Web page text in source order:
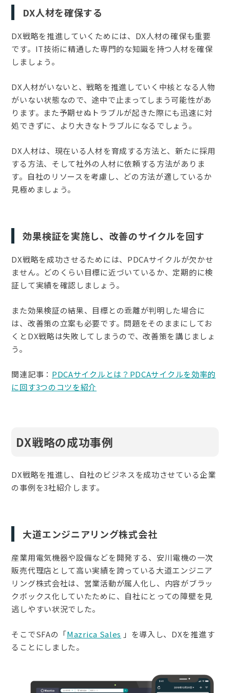
DX人材を確保する
DX戦略を推進していくためには、DX人材の確保も重要
です。IT技術に精通した専門的な知識を持つ人材を確保
しましょう。
DX人材がいないと、戦略を推進していく中核となる人物
がいない状態なので、途中で止まってしまう可能性があ
ります。また予期せぬトラブルが起きた際にも迅速に対
処できずに、より大きなトラブルになるでしょう。
DX人材は、現在いる人材を育成する方法と、新たに採用
する方法、そして社外の人材に依頼する方法がありま
す。自社のリソースを考慮し、どの方法が適しているか
見極めましょう。
効果検証を実施し、改善のサイクルを回す
DX戦略を成功させるためには、PDCAサイクルが欠かせ
ません。どのくらい目標に近づいているか、定期的に検
証して実績を確認しましょう。
また効果検証の結果、目標との乖離が判明した場合に
は、改善策の立案も必要です。問題をそのままにしてお
くとDX戦略は失敗してしまうので、改善策を講じましょ
う。
関連記事： PDCAサイクルとは？PDCAサイクルを効率的
に回す3つのコツを紹介
DX戦略の成功事例
DX戦略を推進し、自社のビジネスを成功させている企業
の事例を3社紹介します。
大道エンジニアリング株式会社
産業用電気機器や設備などを開発する、安川電機の一次
販売代理店として高い実績を誇っている大道エンジニア
リング株式会社は、営業活動が属人化し、内容がブラッ
クボックス化していたために、自社にとっての障壁を見
逃しやすい状況でした。
そこでSFAの「Mazrica Sales 」を導入し、DXを推進す
ることにしました。